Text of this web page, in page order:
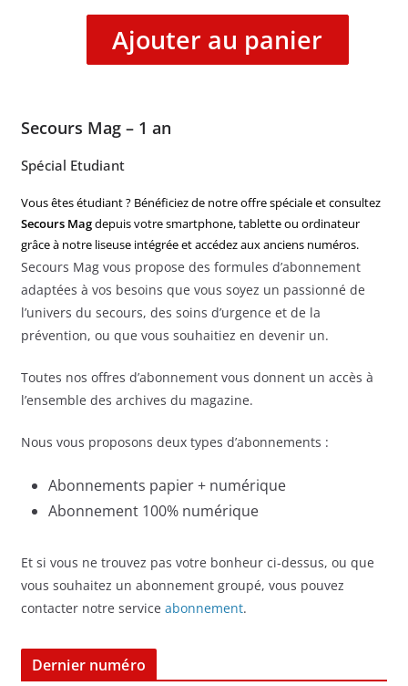
Ajouter au panier
Secours Mag – 1 an
Spécial Etudiant
Vous êtes étudiant ? Bénéficiez de notre offre spéciale et consultez
Secours Magdepuis votre smartphone, tablette ou ordinateur
grâce à notre liseuse intégrée et accédez aux anciens numéros.
Secours Mag vous propose des formules d’abonnement
adaptées à vos besoins que vous soyez un passionné de
l’univers du secours, des soins d’urgence et de la
prévention, ou que vous souhaitiez en devenir un.
Toutes nos offres d’abonnement vous donnent un accès à
l’ensemble des archives du magazine.
Nous vous proposons deux types d’abonnements :
Abonnements papier + numérique
Abonnement 100% numérique
Et si vous ne trouvez pas votre bonheur ci-dessus, ou que
vous souhaitez un abonnement groupé, vous pouvez
contacter notre service abonnement.
Dernier numéro